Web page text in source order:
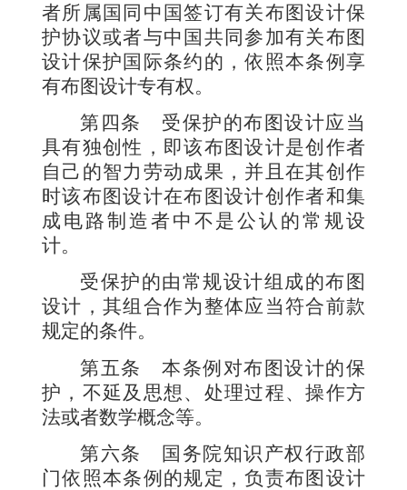
者所属国同中国签订有关布图设计保
护协议或者与中国共同参加有关布图
设计保护国际条约的，依照本条例享
有布图设计专有权。
第四条 受保护的布图设计应当
具有独创性，即该布图设计是创作者
自己的智力劳动成果，并且在其创作
时该布图设计在布图设计创作者和集
成电路制造者中不是公认的常规设
计。
受保护的由常规设计组成的布图
设计，其组合作为整体应当符合前款
规定的条件。
第五条本条例对布图设计的保
护，不延及思想、处理过程、操作方
法或者数学概念等。
第六条
国务院知识产权行政部
门依照本条例的规定，负责布图设计